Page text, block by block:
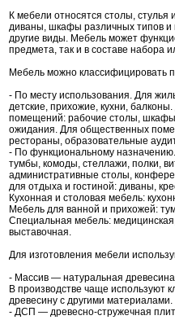
К мебели относятся столы, стулья
диваны, шкафы различных типов и
другие виды. Мебель может
предмета, так и в составе набора
Мебель можно классифицировать
- По месту использования. Для
детские, прихожие, кухни,
помещений: рабочие столы,
ожидания. Для общественных
рестораны, образовательные
- По функциональному
тумбы, комоды, стеллажи, полки,
административные столы,
для отдыха и гостиной: диваны,
Кухонная и столовая мебель:
Мебель для ванной и прихожей:
Специальная мебель:
выставочная.
Для изготовления мебели
- Массив — натуральная
В производстве чаще используют
древесину с другими материалами.
- ДСП — древесно-стружечная